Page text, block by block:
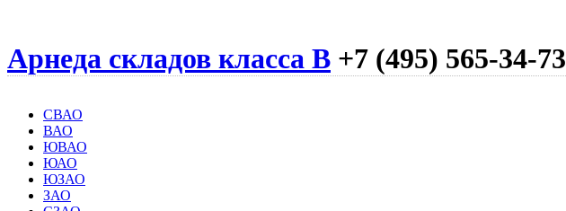
Арнеда складов класса B +7 (495) 565-34-73
СВАО
ВАО
ЮВАО
ЮАО
ЮЗАО
ЗАО